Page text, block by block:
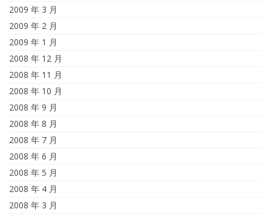
2009 年 3 月
2009 年 2 月
2009 年 1 月
2008 年 12 月
2008 年 11 月
2008 年 10 月
2008 年 9 月
2008 年 8 月
2008 年 7 月
2008 年 6 月
2008 年 5 月
2008 年 4 月
2008 年 3 月